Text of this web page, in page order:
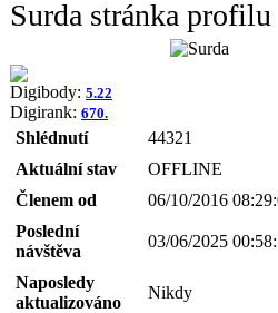
Surda stránka profilu
Digibody: 5.22
Digirank: 670.
Shlédnutí
44321
Aktuální stav
OFFLINE
Členem od
06/10/2016
Poslední
návštěva
03/06/2025
Naposledy
aktualizováno
Nikdy